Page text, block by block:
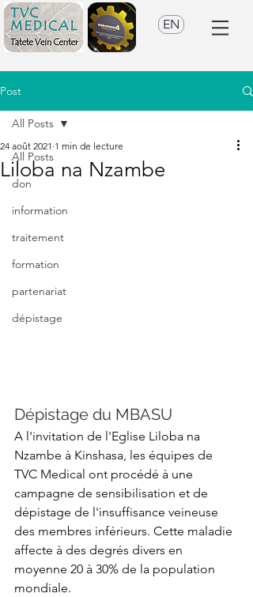
EN
Post
All Posts
don
information
traitement
formation
partenariat
dépistage
All Posts
Liloba na Nzambe
24 août 2021 1 min de lecture
Dépistage du MBASU
A l'invitation de l'Eglise Liloba na
Nzambe à Kinshasa, les équipes de
TVC Medical ont procédé à une
campagne de sensibilisation et de
dépistage de l'insuffisance veineuse
des membres inférieurs. Cette maladie
affecte à des degrés divers en
moyenne 20 à 30% de la population
mondiale.